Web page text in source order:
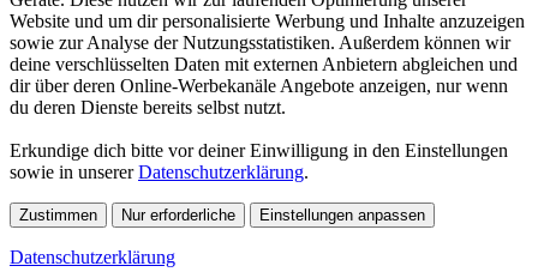
Website und um dir personalisierte Werbung und Inhalte anzuzeigen
sowie zur Analyse der Nutzungsstatistiken. Außerdem können wir
deine verschlüsselten Daten mit externen Anbietern abgleichen und
dir über deren Online-Werbekanäle Angebote anzeigen, nur wenn
du deren Dienste bereits selbst nutzt.
Erkundige dich bitte vor deiner Einwilligung in den Einstellungen
sowie in unsererDatenschutzerklärung.
Zustimmen Nur erforderliche Einstellungen anpassen
Datenschutzerklärung